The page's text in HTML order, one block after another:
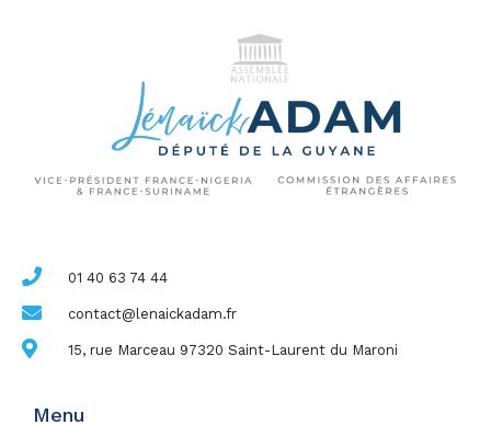
01 40 63 74 44
contact@lenaickadam.fr
15, rue Marceau 97320 Saint-Laurent du Maroni
Menu